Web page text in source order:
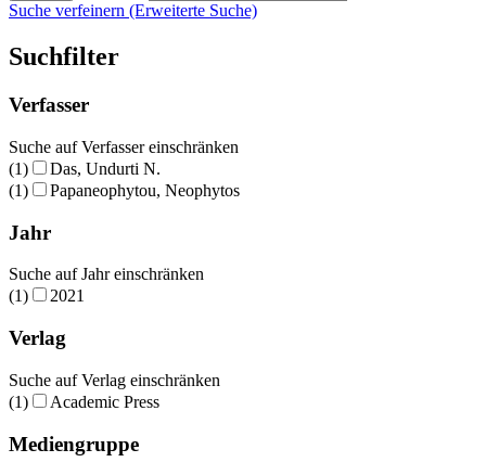
Suche verfeinern (Erweiterte Suche)
Suchfilter
Verfasser
Suche auf Verfasser einschränken
(1)
Das, Undurti N.
(1)
Papaneophytou, Neophytos
Jahr
Suche auf Jahr einschränken
(1)
2021
Verlag
Suche auf Verlag einschränken
(1)
Academic Press
Mediengruppe